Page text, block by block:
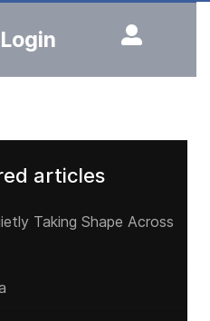
articles
Taking Shape Across